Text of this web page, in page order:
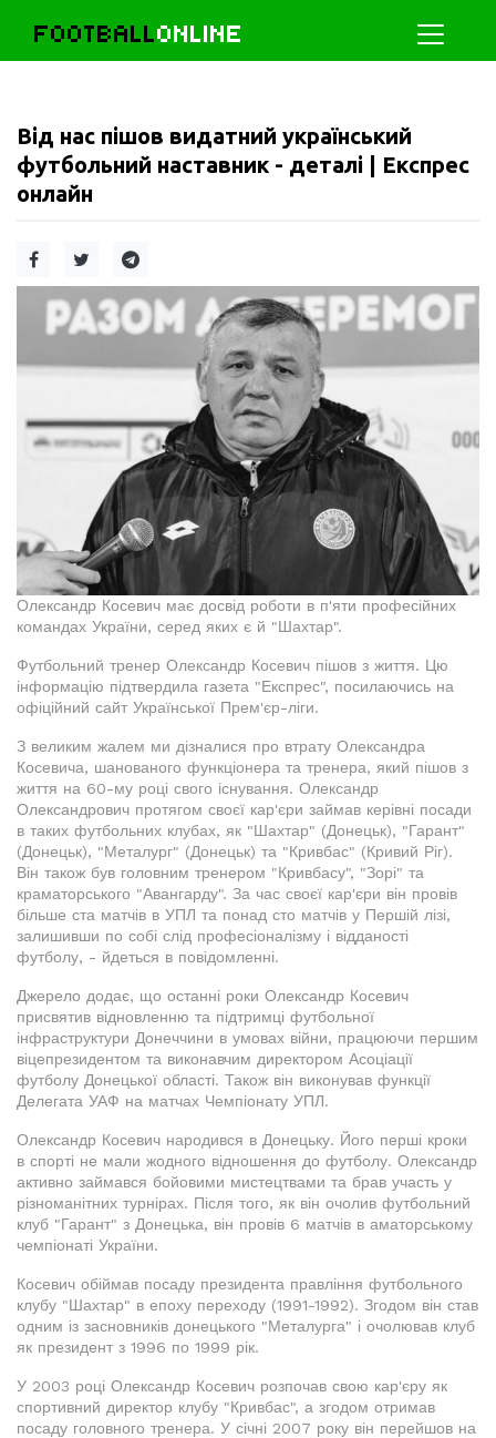
FOOTBALLONLINE
Від нас пішов видатний український
футбольний наставник - деталі | Експрес
онлайн
Олександр Косевич має досвід роботи в п'яти професійних
командах України, серед яких є й "Шахтар".
Футбольний тренер Олександр Косевич пішов з життя. Цю
інформацію підтвердила газета "Експрес", посилаючись на
офіційний сайт Української Прем'єр-ліги.
З великим жалем ми дізналися про втрату Олександра
Косевича, шанованого функціонера та тренера, який пішов з
життя на 60-му році свого існування. Олександр
Олександрович протягом своєї кар'єри займав керівні посади
в таких футбольних клубах, як "Шахтар" (Донецьк), "Гарант"
(Донецьк), "Металург" (Донецьк) та "Кривбас" (Кривий Ріг).
Він також був головним тренером "Кривбасу", "Зорі" та
краматорського "Авангарду". За час своєї кар'єри він провів
більше ста матчів в УПЛ та понад сто матчів у Першій лізі,
залишивши по собі слід професіоналізму і відданості
футболу, - йдеться в повідомленні.
Джерело додає, що останні роки Олександр Косевич
присвятив відновленню та підтримці футбольної
інфраструктури Донеччини в умовах війни, працюючи першим
віцепрезидентом та виконавчим директором Асоціації
футболу Донецької області. Також він виконував функції
Делегата УАФ на матчах Чемпіонату УПЛ.
Олександр Косевич народився в Донецьку. Його перші кроки
в спорті не мали жодного відношення до футболу. Олександр
активно займався бойовими мистецтвами та брав участь у
різноманітних турнірах. Після того, як він очолив футбольний
клуб "Гарант" з Донецька, він провів 6 матчів в аматорському
чемпіонаті України.
Косевич обіймав посаду президента правління футбольного
клубу "Шахтар" в епоху переходу (1991-1992). Згодом він став
одним із засновників донецького "Металурга" і очолював клуб
як президент з 1996 по 1999 рік.
У 2003 році Олександр Косевич розпочав свою кар'єру як
спортивний директор клубу "Кривбас", а згодом отримав
посаду головного тренера. У січні 2007 року він перейшов на